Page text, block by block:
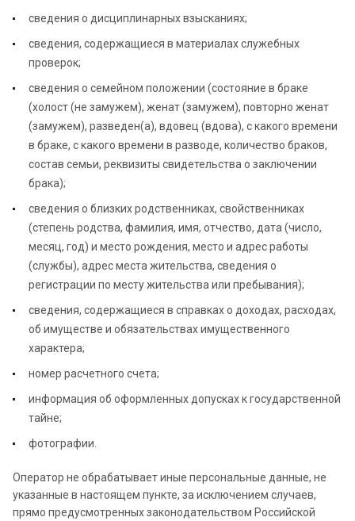
сведения о дисциплинарных взысканиях;
сведения, содержащиеся в материалах служебных
проверок;
сведения о семейном положении (состояние в браке
(холост (не замужем), женат (замужем), повторно женат
(замужем), разведен(а), вдовец (вдова), с какого времени
в браке, с какого времени в разводе, количество браков,
состав семьи, реквизиты свидетельства о заключении
брака);
сведения о близких родственниках, свойственниках
(степень родства, фамилия, имя, отчество, дата (число,
месяц, год) и место рождения, место и адрес работы
(службы), адрес места жительства, сведения о
регистрации по месту жительства или пребывания);
сведения, содержащиеся в справках о доходах, расходах,
об имуществе и обязательствах имущественного
характера;
номер расчетного счета;
информация об оформленных допусках к государственной
тайне;
фотографии.
Оператор не обрабатывает иные персональные данные, не
указанные в настоящем пункте, за исключением случаев,
прямо предусмотренных законодательством Российской